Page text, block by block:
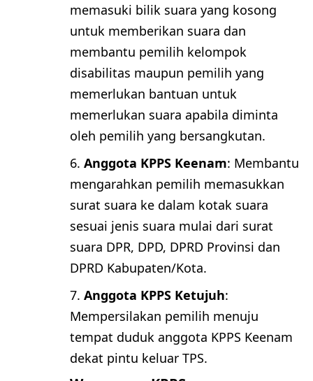
memasuki bilik suara yang kosong
untuk memberikan suara dan
membantu pemilih kelompok
disabilitas maupun pemilih yang
memerlukan bantuan untuk
memerlukan suara apabila diminta
oleh pemilih yang bersangkutan.
Anggota KPPS Keenam: Membantu
mengarahkan pemilih memasukkan
surat suara ke dalam kotak suara
sesuai jenis suara mulai dari surat
suara DPR, DPD, DPRD Provinsi dan
DPRD Kabupaten/Kota.
Anggota KPPS Ketujuh:
Mempersilakan pemilih menuju
tempat duduk anggota KPPS Keenam
dekat pintu keluar TPS.